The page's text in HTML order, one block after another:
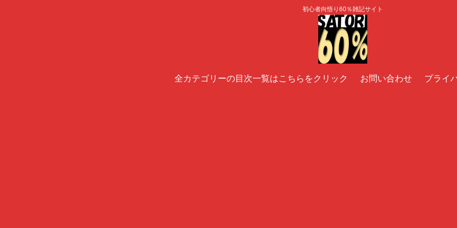
初心者向悟り60％雑記サイト
全カテゴリーの目次一覧はこちらをクリック お問い合わせ プライ